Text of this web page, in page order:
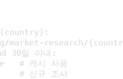
market-research/
30일 이내:
# 캐시 사용
# 신규 조사